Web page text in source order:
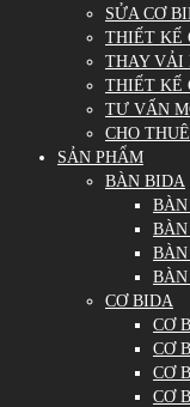
SỬA CƠ
THIẾT KẾ
THAY VẢI
THIẾT KẾ
TƯ VẤN
CHO
SẢN PHẨM
BÀN BIDA
CƠ BIDA
CƠ
CƠ
CƠ
CƠ